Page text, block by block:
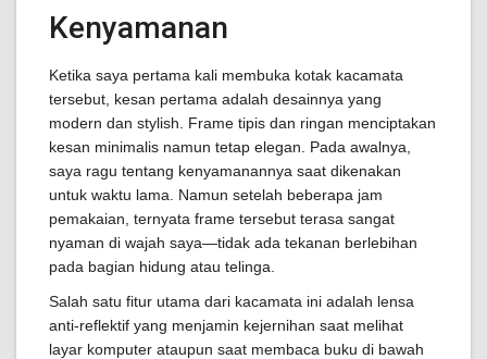
Kenyamanan
Ketika saya pertama kali membuka kotak kacamata
tersebut, kesan pertama adalah desainnya yang
modern dan stylish. Frame tipis dan ringan menciptakan
kesan minimalis namun tetap elegan. Pada awalnya,
saya ragu tentang kenyamanannya saat dikenakan
untuk waktu lama. Namun setelah beberapa jam
pemakaian, ternyata frame tersebut terasa sangat
nyaman di wajah saya—tidak ada tekanan berlebihan
pada bagian hidung atau telinga.
Salah satu fitur utama dari kacamata ini adalah lensa
anti-reflektif yang menjamin kejernihan saat melihat
layar komputer ataupun saat membaca buku di bawah